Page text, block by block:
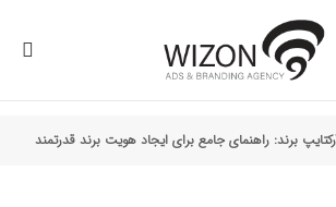
برند: راهنمای جامع برای ایجاد هویت برند قدرتمند